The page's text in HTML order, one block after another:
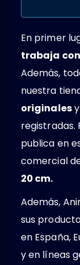
En primer
trabaja
Además,
nuestra
originalesy
registradas.
publica en
comercial
20 cm.
Además,
sus
en España,
y en líneas